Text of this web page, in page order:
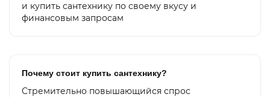
и купить сантехнику по своему вкусу и
финансовым запросам
Почему стоит купить сантехнику?
Стремительно повышающийся спрос